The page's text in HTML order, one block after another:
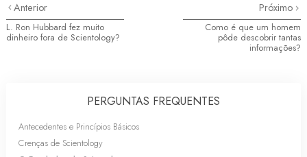
Anterior
L. Ron Hubbard fez muito
dinheiro fora de Scientology?
Próximo
Como é que um homem
pôde descobrir tantas
informações?
PERGUNTAS FREQUENTES
Antecedentes e Princípios Básicos
Crenças de Scientology